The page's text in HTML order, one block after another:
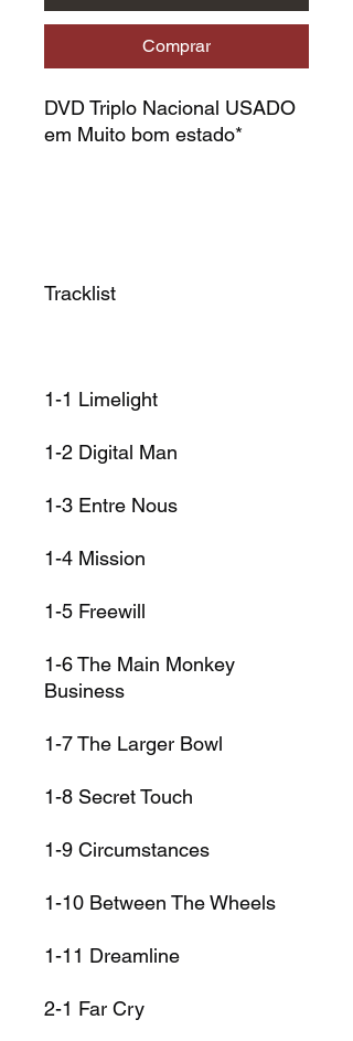
Comprar
DVD Triplo Nacional USADO
em Muito bom estado*
Tracklist
1-1 Limelight
1-2 Digital Man
1-3 Entre Nous
1-4 Mission
1-5 Freewill
1-6The Main Monkey
Business
1-7The Larger Bowl
1-8 Secret Touch
1-9 Circumstances
1-10 Between The Wheels
1-11 Dreamline
2-1 Far Cry